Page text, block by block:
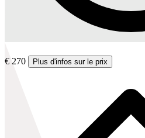
€ 270 Plus d'infos sur le prix